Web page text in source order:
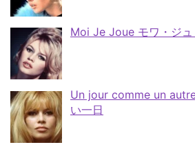
Moi Je Joue モワ・ジ
Un jour comme un
い一日